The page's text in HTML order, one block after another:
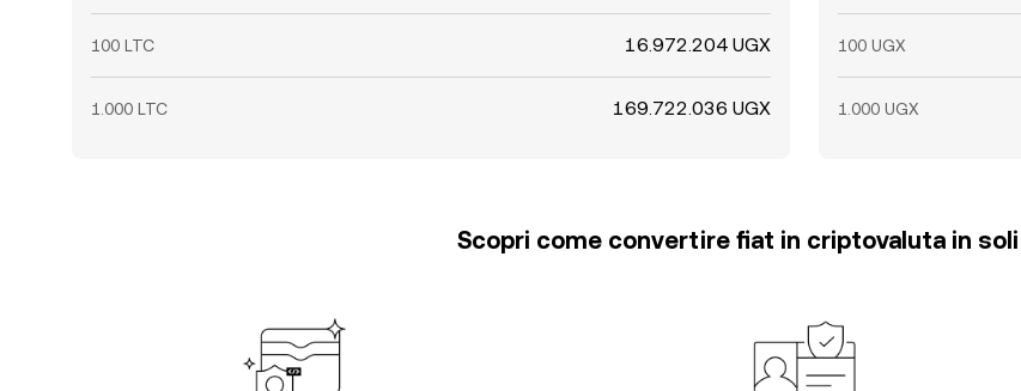
100 LTC 16.972.204 UGX
1.000 LTC 169.722.036 UGX
100 UGX
1.000 UGX
Scopri come convertire fiat in criptovaluta in